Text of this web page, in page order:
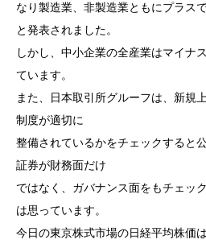
なり製造業、非製造業ともにプラス
と発表されました。
しかし、中小企業の全産業はマイナ
ています。
また、日本取引所グルーフは、新規
制度が適切に
整備されているかをチェックすると
証券が財務面だけ
ではなく、ガバナンス面をもチェッ
は思っています。
今日の東京株式市場の日経平均株価